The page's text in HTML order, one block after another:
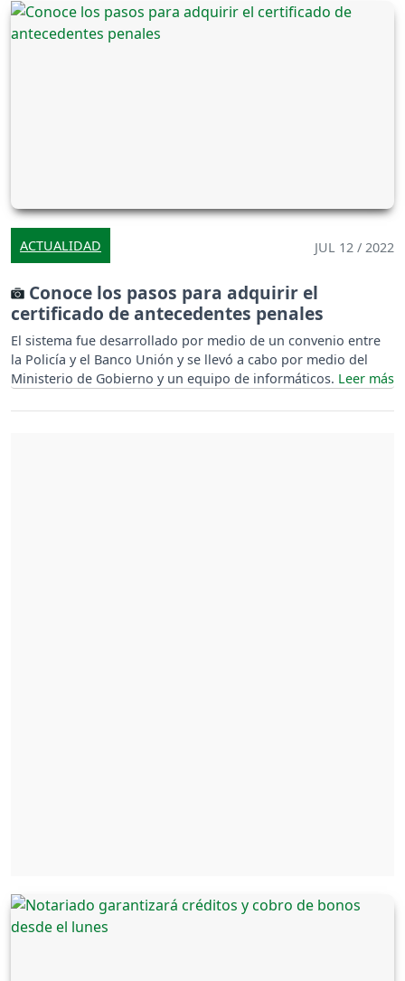
ACTUALIDAD JUL 12 / 2022
Conoce los pasos para adquirir el
certificado de antecedentes penales
El sistema fue desarrollado por medio de un convenio entre
la Policía y el Banco Unión y se llevó a cabo por medio del
Ministerio de Gobierno y un equipo de informáticos.